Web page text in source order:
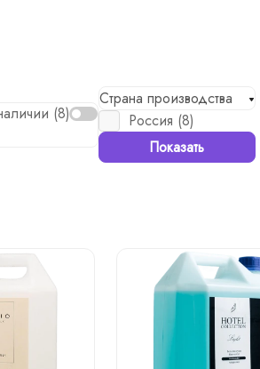
(8)
Страна производства
Россия (8)
Показать